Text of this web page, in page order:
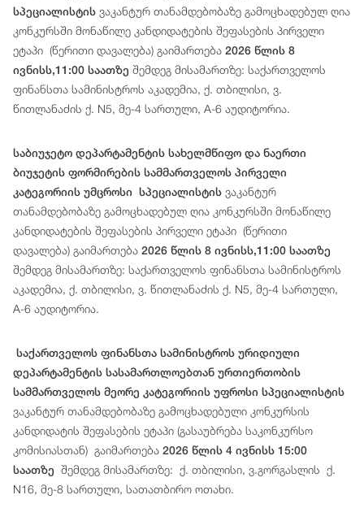
სპეციალისტის ვაკანტურ თანამდებობაზე გამოცხადებულ ღია
კონკურსში მონაწილე კანდიდატების შეფასების პირველი
ეტაპი (წერითი დავალება) გაიმართება 2026 წლის 8
ივნისს,11:00 საათზე შემდეგ მისამართზე: საქართველოს
ფინანსთა სამინისტროს აკადემია, ქ. თბილისი, ვ.
წითლანაძის ქ. N5, მე-4 სართული, A-6 აუდიტორია.
საბიუჯეტო დეპარტამენტის სახელმწიფო და ნაერთი
ბიუჯეტის ფორმირების სამმართველოს პირველი
კატეგორიის უმცროსი სპეციალისტის ვაკანტურ
თანამდებობაზე გამოცხადებულ ღია კონკურსში მონაწილე
კანდიდატების შეფასების პირველი ეტაპი (წერითი
დავალება) გაიმართება 2026 წლის 8 ივნისს,11:00 საათზე
შემდეგ მისამართზე: საქართველოს ფინანსთა სამინისტროს
აკადემია, ქ. თბილისი, ვ. წითლანაძის ქ. N5, მე-4 სართული,
A-6 აუდიტორია.
საქართველოს ფინანსთა სამინისტროს ურიდიული
დეპარტამენტის სასამართლოებთან ურთიერთობის
სამმართველოს მეორე კატეგორიის უფროსი სპეციალისტის
ვაკანტურ თანამდებობაზე გამოცხადებული კონკურსის
კანდიდატის შეფასების ეტაპი (გასაუბრება საკონკურსო
კომისიასთან) გაიმართება 2026 წლის 4 ივნისს 15:00
საათზე შემდეგ მისამართზე: ქ. თბილისი, ვ.გორგასლის ქ.
N16, მე-8 სართული, სათათბირო ოთახი.